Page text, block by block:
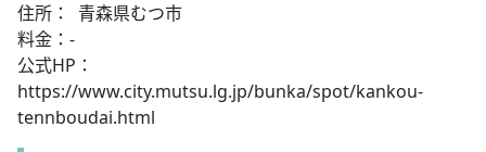
住所： 青森県むつ市
料金：-
公式HP：
https://www.city.mutsu.lg.jp/bunka/spot/kankou-
tennboudai.html